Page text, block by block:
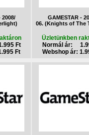
2008/
Ft
Ft
GAMESTAR -
06. (Knights of The
Üzletünkben
Normál ár:
Webshop ár: